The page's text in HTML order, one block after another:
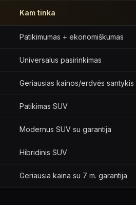
Kam tinka
Patikimumas + ekonomiškumas
Universalus pasirinkimas
Geriausias kainos/erdvės santykis
Patikimas SUV
Modernus SUV su garantija
Hibridinis SUV
Geriausia kaina su 7 m. garantija